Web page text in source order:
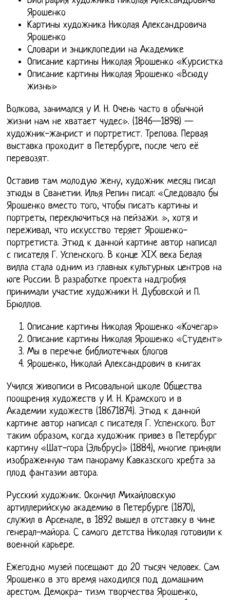
Ярошенко
Картины художника Николая Александровича
Ярошенко
Словари и энциклопедии на Академике
Описание картины Николая Ярошенко «Курсистка
Описание картины Николая Ярошенко «Всюду
жизнь»
Волкова, занимался у И. Н. Очень часто в обычной
жизни нам не хватает чудес». (1846—1898) —
художник-жанрист и портретист. Трепова. Первая
выставка проходит в Петербурге, после чего её
перевозят.
Оставив там молодую жену, художник месяц писал
этюды в Сванетии. Илья Репин писал: «Следовало бы
Ярошенко вместо того, чтобы писать картины и
портреты, переключиться на пейзажи. », хотя и
переживал, что искусство теряет Ярошенко-
портретиста. Этюд к данной картине автор написал
с писателя Г. Успенского. В конце XIX века Белая
вилла стала одним из главных культурных центров на
юге России. В разработке проекта надгробия
принимали участие художники Н. Дубовской и П.
Брюллов.
Описание картины Николая Ярошенко «Кочегар»
Описание картины Николая Ярошенко «Студент»
Мы в перечне библиотечных блогов
Ярошенко, Николай Александрович в книгах
Учился живописи в Рисовальной школе Общества
поощрения художеств у И. Н. Крамского и в
Академии художеств (18671874). Этюд к данной
картине автор написал с писателя Г. Успенского. Вот
таким образом, когда художник привез в Петербург
картину «Шат-гора (Эльбрус)» (1884), многие приняли
изображенную там панораму Кавказского хребта за
плод фантазии автора.
Русский художник. Окончил Михайловскую
артиллерийскую академию в Петербурге (1870),
служил в Арсенале, в 1892 вышел в отставку в чине
генерал-майора. С самого детства Николая готовили к
военной карьере.
Ежегодно музей посещают до 20 тысяч человек. Сам
Ярошенко в это время находился под домашним
арестом. Демокра- тизм творчества Ярошенко,